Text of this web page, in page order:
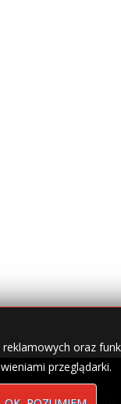
oraz
przeglądarki.
w lokalnych domenach